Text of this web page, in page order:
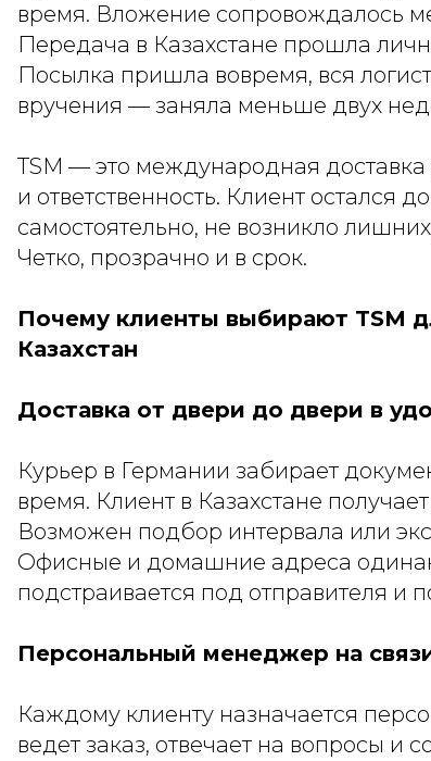
время. Вложение сопровождалось
Передача в Казахстане прошла
Посылка пришла вовремя, вся
вручения — заняла меньше двух
TSM — это международная доставка
и ответственность. Клиент остался
самостоятельно, не возникло
Четко, прозрачно и в срок.
Почему клиенты выбирают TSM
Казахстан
Доставка от двери до двери в
Курьер в Германии забирает
время. Клиент в Казахстане
Возможен подбор интервала или
Офисные и домашние адреса
подстраивается под отправителя и
Персональный менеджер на
Каждому клиенту назначается
ведет заказ, отвечает на вопросы и